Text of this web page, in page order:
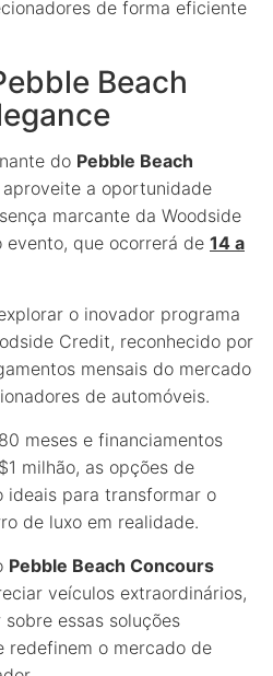
de forma eficiente
Beach
do Pebble Beach
aproveite a oportunidade
marcante da Woodside
que ocorrerá de 14 a
o inovador programa
Credit, reconhecido por
mensais do mercado
de automóveis.
meses e financiamentos
milhão, as opções de
ideais para transformar o
de luxo em realidade.
Pebble Beach Concours
veículos extraordinários,
essas soluções
redefinem o mercado de